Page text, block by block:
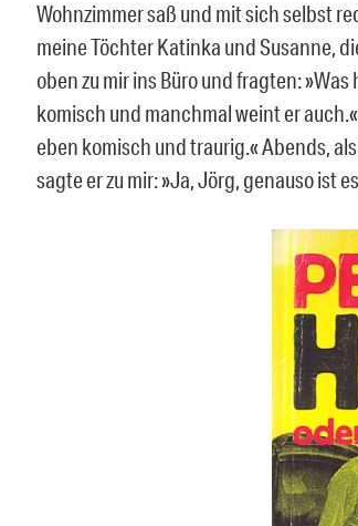
Wohnzimmer saß und mit sich selbst
meine Töchter Katinka und Susanne,
oben zu mir ins Büro und fragten:
komisch und manchmal weint er
eben komisch und traurig.« Abends,
sagte er zu mir: »Ja, Jörg, genauso ist